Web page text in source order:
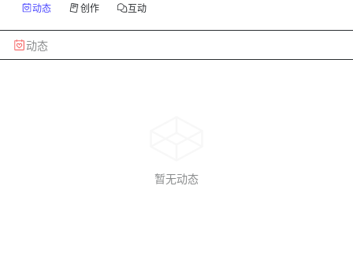
动态 创作 互动
动态
暂无动态